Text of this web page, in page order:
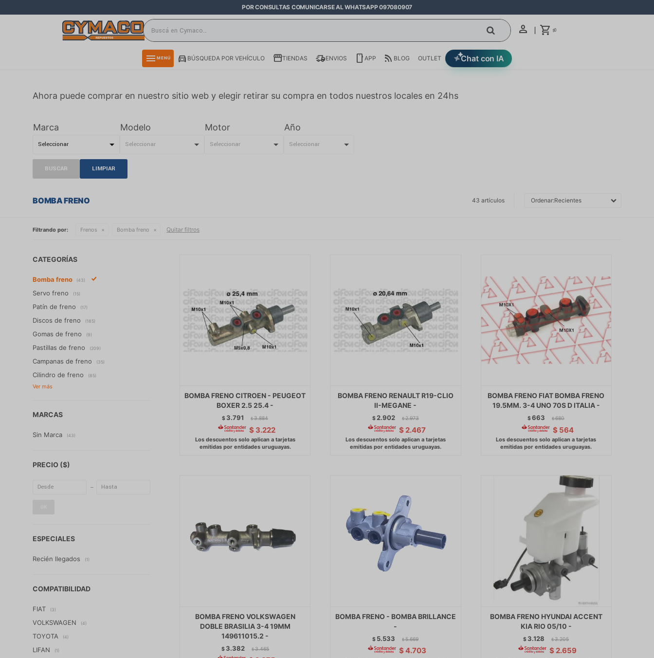
POR CONSULTAS COMUNICARSE AL WHATSAPP 097080907
$0
menu MENÚ Chat con IA
BÚSQUEDA POR VEHÍCULO TIENDAS ENVIOS APP BLOG OUTLET
Ahora puede comprar en nuestro sitio web y elegir retirar su compra en todos nuestros locales en 24hs
Marca Modelo Motor Año
BUSCAR LIMPIAR
BOMBA FRENO 43 artículos Recientes
Filtrando por: Frenos Bomba freno Quitar filtros
BOMBA FRENO CITROEN - PEUGEOT
BOXER 2.5 25.4 -
$ 3.791 $ 3.884
$ 3.222
BOMBA FRENO RENAULT R19-CLIO
II-MEGANE -
$2.902 $ 2.973
$ 2.467
BOMBA FRENO FIAT BOMBA FRENO
19.5MM. 3-4 UNO 70S D ITALIA -
$663 $ 680
$ 564
BOMBA FRENO VOLKSWAGEN
DOBLE BRASILIA 3-4 19MM
149611015.2 -
$ 3.382 $ 3.465
BOMBA FRENO - BOMBA BRILLANCE
-
$ 5.533 $ 5.669
$ 4.703
BOMBA FRENO HYUNDAI ACCENT
KIA RIO 05/10 -
$ 3.128 $ 3.205
$ 2.659
CATEGORÍAS
Bomba freno (43)
Servo freno (15)
Patín de freno (17)
Discos de freno (185)
Gomas de freno (9)
Pastillas de freno (209)
Campanas de freno (35)
Cilindro de freno (85)
MARCAS
Sin Marca (43)
PRECIO ($)
ESPECIALES
Recién llegados (1)
COMPATIBILIDAD
FIAT (3)
VOLKSWAGEN (4)
TOYOTA (4)
LIFAN (1)
close
directions_car
smartphone